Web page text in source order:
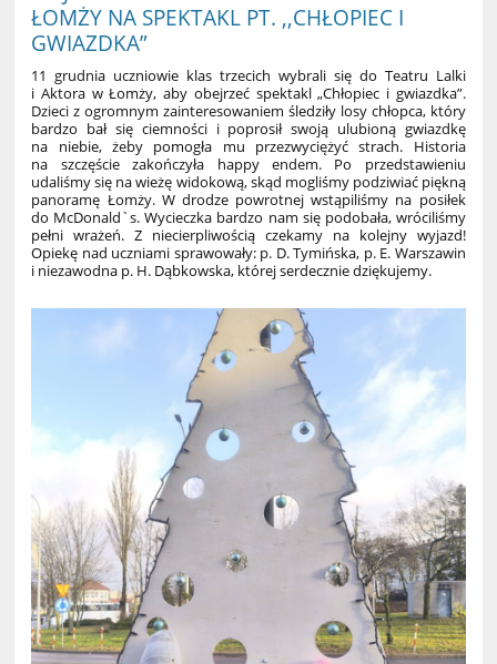
ŁOMŻY NA SPEKTAKL PT. ,,CHŁOPIEC I
GWIAZDKA”
11 grudnia uczniowie klas trzecich wybrali się do Teatru Lalki
i Aktora w Łomży, aby obejrzeć spektakl „Chłopiec i gwiazdka”.
Dzieci z ogromnym zainteresowaniem śledziły losy chłopca, który
bardzo bał się ciemności i poprosił swoją ulubioną gwiazdkę
na niebie, żeby pomogła mu przezwyciężyć strach. Historia
na szczęście zakończyła happy endem. Po przedstawieniu
udaliśmy się na wieżę widokową, skąd mogliśmy podziwiać piękną
panoramę Łomży. W drodze powrotnej wstąpiliśmy na posiłek
do McDonald`s. Wycieczka bardzo nam się podobała, wróciliśmy
pełni wrażeń. Z niecierpliwością czekamy na kolejny wyjazd!
Opiekę nad uczniami sprawowały: p. D. Tymińska, p. E. Warszawin
i niezawodna p. H. Dąbkowska, której serdecznie dziękujemy.